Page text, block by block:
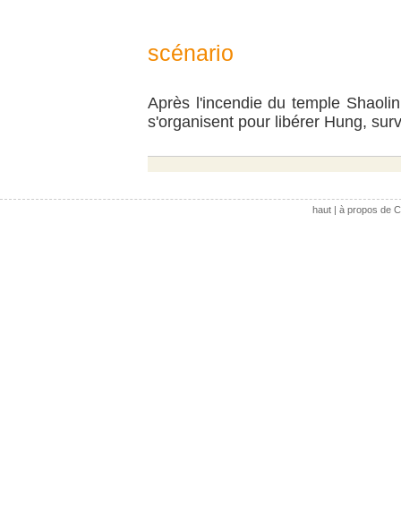
scénario
Après l'incendie du temple
s'organisent pour libérer Hung,
haut| à propos de